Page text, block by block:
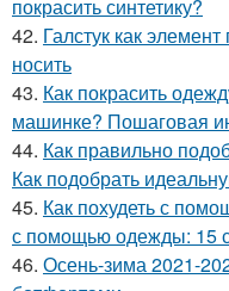
покрасить синтетику?
42. Галстук как
носить
43. Как покрасить
машинке? Пошаговая
44. Как правильно
Как подобрать
45. Как похудеть с
с помощью одежды: 15
46. Осень-зима 2021-